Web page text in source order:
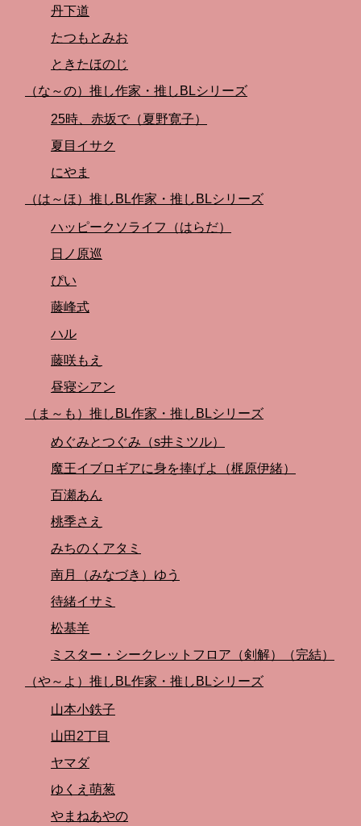
丹下道
たつもとみお
ときたほのじ
（な～の）推し作家・推しBLシリーズ
25時、赤坂で（夏野寛子）
夏目イサク
にやま
（は～ほ）推しBL作家・推しBLシリーズ
ハッピークソライフ（はらだ）
日ノ原巡
ぴい
藤峰式
ハル
藤咲もえ
昼寝シアン
（ま～も）推しBL作家・推しBLシリーズ
めぐみとつぐみ（s井ミツル）
魔王イブロギアに身を捧げよ（梶原伊緒）
百瀬あん
桃季さえ
みちのくアタミ
南月（みなづき）ゆう
待緒イサミ
松基羊
ミスター・シークレットフロア（剣解）（完結）
（や～よ）推しBL作家・推しBLシリーズ
山本小鉄子
山田2丁目
ヤマダ
ゆくえ萌葱
やまねあやの